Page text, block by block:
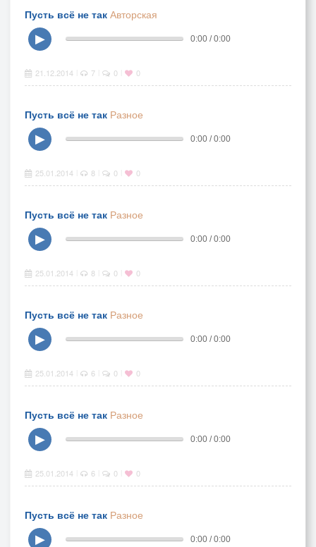
Пусть всё не так Авторская
▶
0:00 / 0:00
21.12.2014 7 0 0
Пусть всё не так Разное
▶
0:00 / 0:00
25.01.2014 8 0 0
Пусть всё не так Разное
▶
0:00 / 0:00
25.01.2014 8 0 0
Пусть всё не так Разное
▶
0:00 / 0:00
25.01.2014 6 0 0
Пусть всё не так Разное
▶
0:00 / 0:00
25.01.2014 6 0 0
Пусть всё не так Разное
▶
0:00 / 0:00